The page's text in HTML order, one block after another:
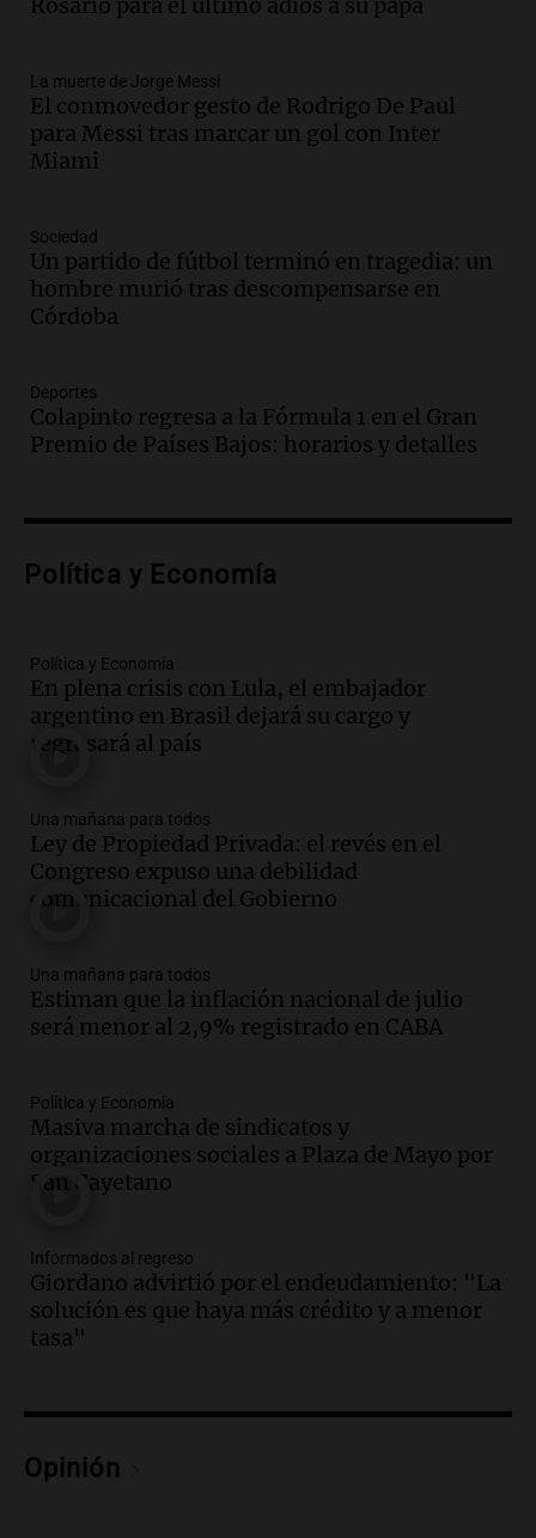
Episodios
Audio.Ley de Propiedad Privada: el revés
en el Congreso expuso una debilidad
comunicacional del Gobierno
Episodios
Audio.Casabindo se prepara para una
celebración única: 30.000 turistas y el
tradicional Toreo de la Vincha
Audio. Borges, abogada de Pourrain:
"Tres hombres se lo llevaron para
hacerle preguntas y nunca regresó"
Episodios
metros del río Suquía y retiraron hasta
Episodios
Audio.La historia de la servilleta que
firmó Jorge Messi para el primer
contrato de Leo con Barcelona
Audio.Joan Gaspart: "Sin Jorge, no sé si
Messi hubiera llegado adonde llegó"
Una mañana para todos
Audio.El orgullo y el sueño argentino de
Jorge Messi en una entrevista con Rony
Vargas en 2007
Audio.El abuelo de Agostina Vega, tras
las nuevas detenciones: "En esa casa
todos tenían algo que ver"
Audio.Una nutricionista derribó el mito
del desayuno ideal: qué alimentos
conviene priorizar
Rosario para el último adiós a su papá
La muerte de Jorge Messi
El conmovedor gesto de Rodrigo De Paul
para Messi tras marcar un gol con Inter
Miami
Sociedad
Un partido de fútbol terminó en tragedia: un
hombre murió tras descompensarse en
Córdoba
Deportes
Colapinto regresa a la Fórmula 1 en el Gran
Premio de Países Bajos: horarios y detalles
Política y Economía
Política y Economía
En plena crisis con Lula, el embajador
argentino en Brasil dejará su cargo y
regresará al país
Una mañana para todos
Ley de Propiedad Privada: el revés en el
Congreso expuso una debilidad
comunicacional del Gobierno
Una mañana para todos
Estiman que la inflación nacional de julio
será menor al 2,9% registrado en CABA
Política y Economía
Masiva marcha de sindicatos y
organizaciones sociales a Plaza de Mayo por
San Cayetano
Informados al regreso
Giordano advirtió por el endeudamiento: "La
solución es que haya más crédito y a menor
tasa"
Opinión